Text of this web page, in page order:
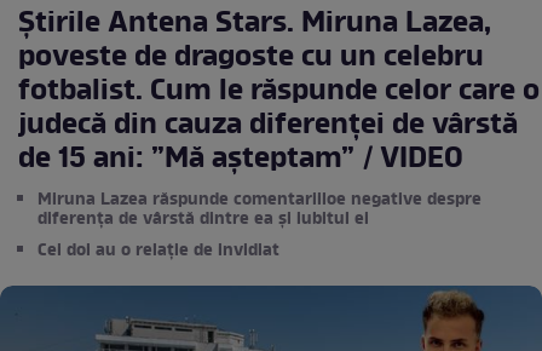
Știrile Antena Stars. Miruna Lazea,
poveste de dragoste cu un celebru
fotbalist. Cum le răspunde celor care o
judecă din cauza diferenței de vârstă
de 15 ani: ”Mă așteptam” / VIDEO
Miruna Lazea răspunde comentariiloe negative despre
diferența de vârstă dintre ea și iubitul ei
Cei doi au o relație de invidiat